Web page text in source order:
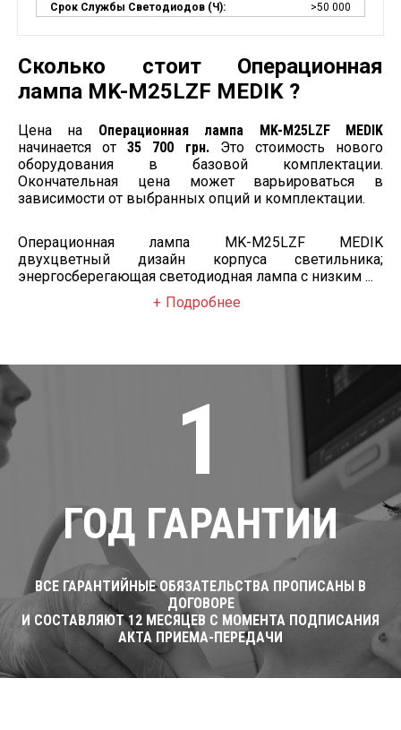
Срок Службы Светодиодов (ч):
>50 000
Сколько стоит Операционная
лампа MK-M25LZF MEDIK ?
Цена на Операционная лампа MK-M25LZF MEDIK
начинается от35 700 грн.Это стоимость нового
оборудования в базовой комплектации.
Окончательная цена может варьироваться в
зависимости от выбранных опций и комплектации.
Операционная лампа MK-M25LZF MEDIK
двухцветный дизайн корпуса светильника;
энергосберегающая светодиодная лампа с низким ...
Подробнее
1
ГОД ГАРАНТИИ
ВСЕ ГАРАНТИЙНЫЕ ОБЯЗАТЕЛЬСТВА ПРОПИСАНЫ В
ДОГОВОРЕ
И СОСТАВЛЯЮТ 12 МЕСЯЦЕВ С МОМЕНТА ПОДПИСАНИЯ
АКТА ПРИЕМА-ПЕРЕДАЧИ